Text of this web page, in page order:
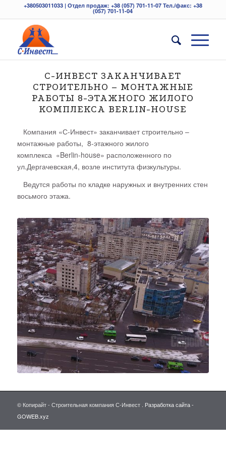
+380503011033 | Отдел продаж: +38 (057) 701-11-07 Тел./факс: +38
(057) 701-11-04
С-ИНВЕСТ ЗАКАНЧИВАЕТ
СТРОИТЕЛЬНО – МОНТАЖНЫЕ
РАБОТЫ 8-ЭТАЖНОГО ЖИЛОГО
КОМПЛЕКСА BERLIN-HOUSE
Компания «С-Инвест» заканчивает строительно –
монтажные работы, 8-этажного жилого
комплекса «Berlin-house» расположенного по
ул.Дергачевская,4, возле института физкультуры.
Ведутся работы по кладке наружных и внутренних стен
восьмого этажа.
© Копирайт - Строительная компания С-Инвест . Разработка сайта -
GOWEB.xyz